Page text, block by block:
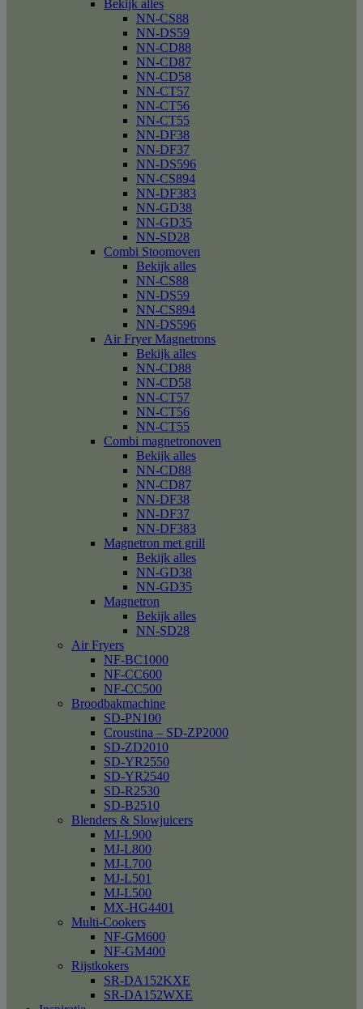
Bekijk alles
NN-CS88
NN-DS59
NN-CD88
NN-CD87
NN-CD58
NN-CT57
NN-CT56
NN-CT55
NN-DF38
NN-DF37
NN-DS596
NN-CS894
NN-DF383
NN-GD38
NN-GD35
NN-SD28
Combi Stoomoven
Bekijk alles
NN-CS88
NN-DS59
NN-CS894
NN-DS596
Air Fryer Magnetrons
Bekijk alles
NN-CD88
NN-CD58
NN-CT57
NN-CT56
NN-CT55
Combi magnetronoven
Bekijk alles
NN-CD88
NN-CD87
NN-DF38
NN-DF37
NN-DF383
Magnetron met grill
Bekijk alles
NN-GD38
NN-GD35
Magnetron
Bekijk alles
NN-SD28
Air Fryers
NF-BC1000
NF-CC600
NF-CC500
Broodbakmachine
SD-PN100
Croustina – SD-ZP2000
SD-ZD2010
SD-YR2550
SD-YR2540
SD-R2530
SD-B2510
Blenders & Slowjuicers
MJ-L900
MJ-L800
MJ-L700
MJ-L501
MJ-L500
MX-HG4401
Multi-Cookers
NF-GM600
NF-GM400
Rijstkokers
SR-DA152KXE
SR-DA152WXE